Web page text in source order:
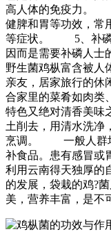
高人体的免疫力。
健脾和胃等功效，常
等症状。 5、补磷
因而是需要补磷
野生菌鸡枞富含被人
亲友，居家旅行的休
合家里的菜肴如肉类
特色又绝对清香美
土削去，用清水洗净
烹调。 一般人群均
补食品。患有感冒
利用云南得天独厚的
的发展，袋栽的鸡?
美，营养丰富，是